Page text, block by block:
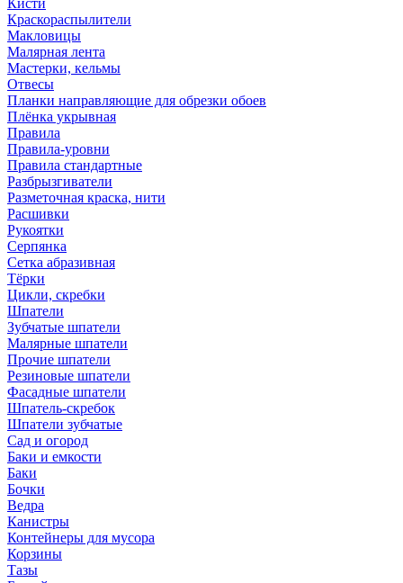
Кисти
Краскораспылители
Макловицы
Малярная лента
Мастерки, кельмы
Отвесы
Планки направляющие для обрезки обоев
Плёнка укрывная
Правила
Правила-уровни
Правила стандартные
Разбрызгиватели
Разметочная краска, нити
Расшивки
Рукоятки
Серпянка
Сетка абразивная
Тёрки
Цикли, скребки
Шпатели
Зубчатые шпатели
Малярные шпатели
Прочие шпатели
Резиновые шпатели
Фасадные шпатели
Шпатель-скребок
Шпатели зубчатые
Сад и огород
Баки и емкости
Баки
Бочки
Ведра
Канистры
Контейнеры для мусора
Корзины
Тазы